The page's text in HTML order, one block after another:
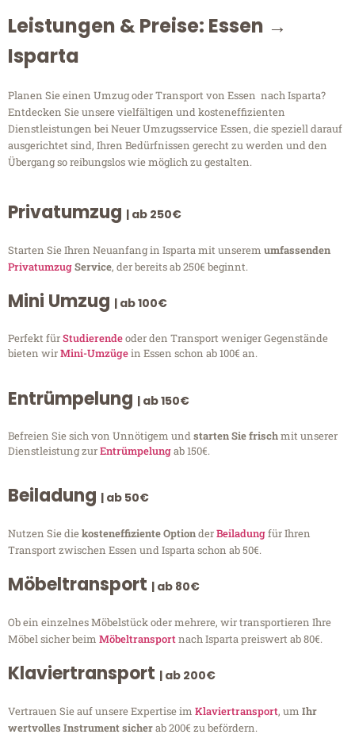
Leistungen & Preise: Essen →
Isparta
Planen Sie einen Umzug oder Transport von Essen nach Isparta?
Entdecken Sie unsere vielfältigen und kosteneffizienten
Dienstleistungen bei Neuer Umzugsservice Essen, die speziell darauf
ausgerichtet sind, Ihren Bedürfnissen gerecht zu werden und den
Übergang so reibungslos wie möglich zu gestalten.
Privatumzug | ab 250€
Starten Sie Ihren Neuanfang in Isparta mit unserem umfassenden
PrivatumzugService, der bereits ab 250€ beginnt.
Mini Umzug | ab 100€
Perfekt fürStudierendeoder den Transport weniger Gegenstände
bieten wirMini-Umzügein Essen schon ab 100€ an.
Entrümpelung | ab 150€
Befreien Sie sich von Unnötigem undstarten Sie frischmit unserer
Dienstleistung zurEntrümpelungab 150€.
Beiladung | ab 50€
Nutzen Sie diekosteneffiziente OptionderBeiladungfür Ihren
Transport zwischen Essen und Isparta schon ab 50€.
Möbeltransport | ab 80€
Ob ein einzelnes Möbelstück oder mehrere, wir transportieren Ihre
Möbel sicher beim Möbeltransportnach Isparta preiswert ab 80€.
Klaviertransport | ab 200€
Vertrauen Sie auf unsere Expertise im Klaviertransport, um Ihr
wertvolles Instrument sicherab 200€ zu befördern.